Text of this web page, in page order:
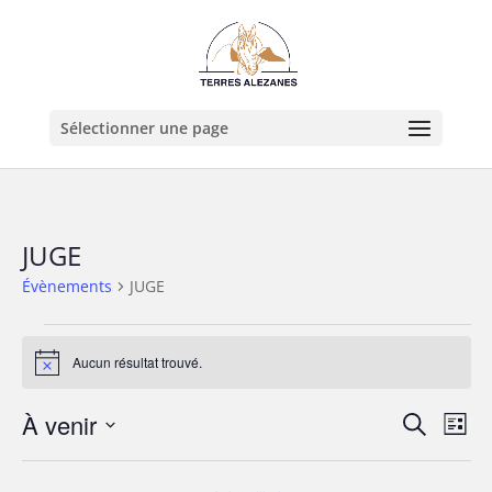
Sélectionner une page
JUGE
Évènements JUGE
Évènements
Notice Aucun résultat trouvé.
et
Recherche
de
Liste
À venir